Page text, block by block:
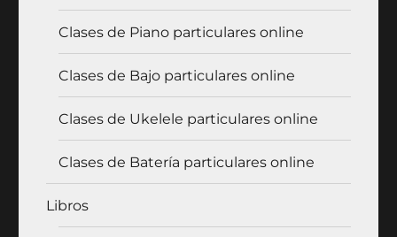
Clases de Piano particulares online
Clases de Bajo particulares online
Clases de Ukelele particulares online
Clases de Batería particulares online
Libros